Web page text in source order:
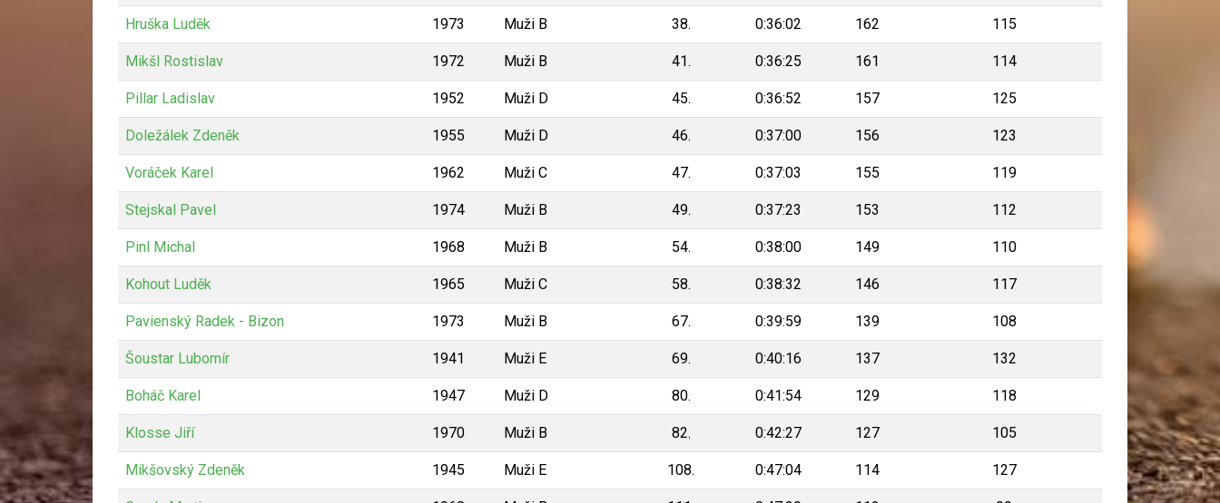
Hruška Luděk 1973 Muži B 38. 0:36:02 162 115
Mikšl Rostislav 1972 Muži B 41. 0:36:25 161 114
Pillar Ladislav 1952 Muži D 45. 0:36:52 157 125
Doležálek Zdeněk 1955 Muži D 46. 0:37:00 156 123
Voráček Karel 1962 Muži C 47. 0:37:03 155 119
Stejskal Pavel 1974 Muži B 49. 0:37:23 153 112
Pinl Michal 1968 Muži B 54. 0:38:00 149 110
Kohout Luděk 1965 Muži C 58. 0:38:32 146 117
Pavienský Radek - Bizon 1973 Muži B 67. 0:39:59 139 108
Šoustar Lubomír 1941 Muži E 69. 0:40:16 137 132
Boháč Karel 1947 Muži D 80. 0:41:54 129 118
Klosse Jiří 1970 Muži B 82. 0:42:27 127 105
Mikšovský Zdeněk 1945 Muži E 108. 0:47:04 114 127